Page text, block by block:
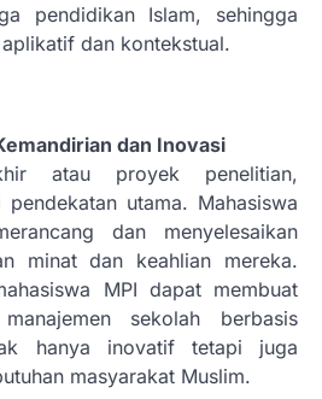
pendidikan Islam, sehingga
dan kontekstual.
dan Inovasi
atau proyek penelitian,
utama. Mahasiswa
dan menyelesaikan
minat dan keahlian mereka.
MPI dapat membuat
sekolah berbasis
hanya inovatif tetapi juga
masyarakat Muslim.